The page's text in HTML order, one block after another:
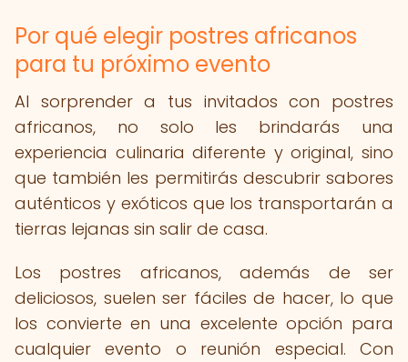
Por qué elegir postres africanos
para tu próximo evento
Al sorprender a tus invitados con postres
africanos, no solo les brindarás una
experiencia culinaria diferente y original, sino
que también les permitirás descubrir sabores
auténticos y exóticos que los transportarán a
tierras lejanas sin salir de casa.
Los postres africanos, además de ser
deliciosos, suelen ser fáciles de hacer, lo que
los convierte en una excelente opción para
cualquier evento o reunión especial. Con